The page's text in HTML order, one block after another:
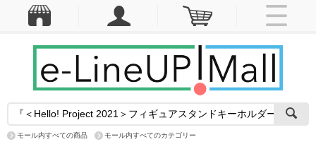
モール内すべての商品 モール内すべてのカテゴリー